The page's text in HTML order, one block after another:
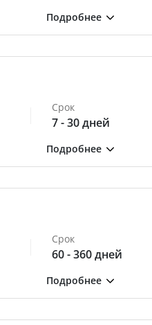
Срок
7 - 30 дней
Срок
60 - 360 дней